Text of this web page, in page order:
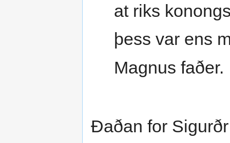
at riks
þess var ens
Magnus faðer.
Ðaðan for